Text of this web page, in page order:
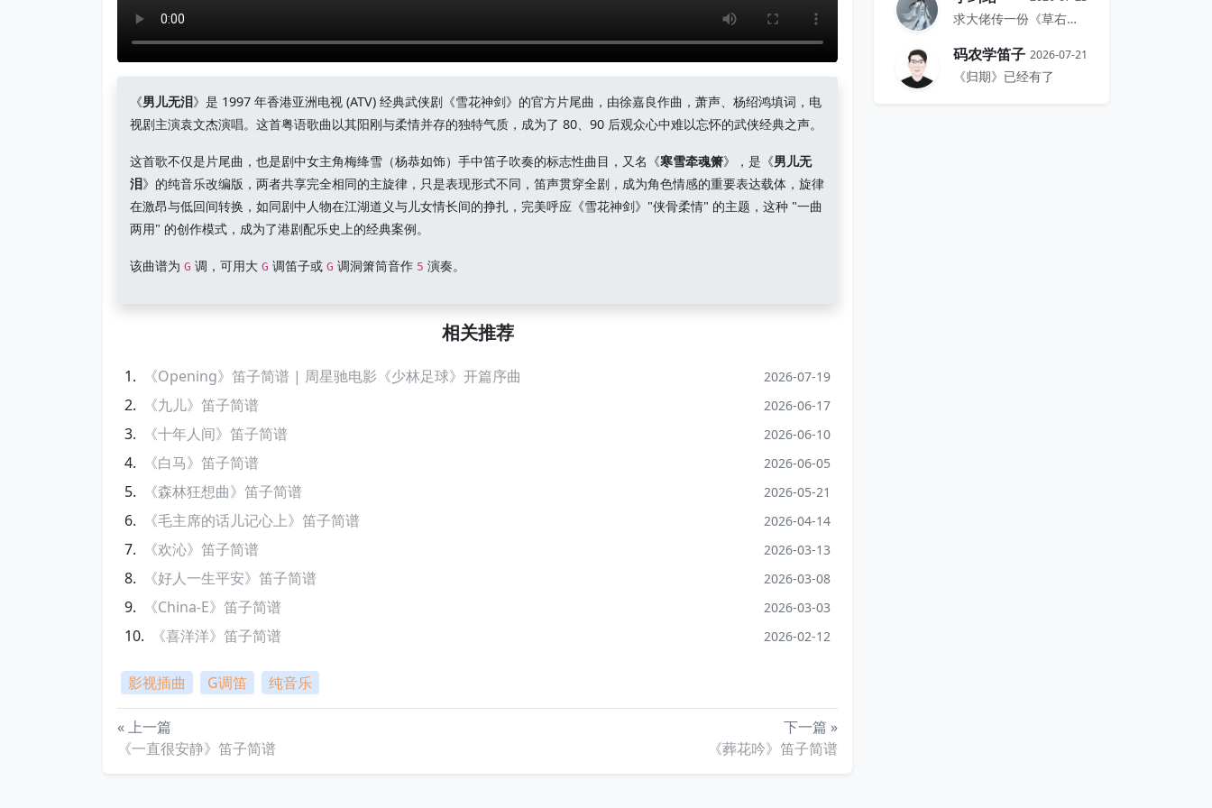
《男儿无泪》是 1997 年香港亚洲电视 (ATV) 经典武侠剧《雪花神剑》的官方片尾曲，由徐嘉良作曲，萧声、杨绍鸿填词，电
视剧主演袁文杰演唱。这首粤语歌曲以其阳刚与柔情并存的独特气质，成为了 80、90 后观众心中难以忘怀的武侠经典之声。
这首歌不仅是片尾曲，也是剧中女主角梅绛雪（杨恭如饰）手中笛子吹奏的标志性曲目，又名《寒雪牵魂箫》，是《男儿无
泪》的纯音乐改编版，两者共享完全相同的主旋律，只是表现形式不同，笛声贯穿全剧，成为角色情感的重要表达载体，旋律
在激昂与低回间转换，如同剧中人物在江湖道义与儿女情长间的挣扎，完美呼应《雪花神剑》"侠骨柔情" 的主题，这种 "一曲
两用" 的创作模式，成为了港剧配乐史上的经典案例。
该曲谱为G 调，可用大G 调笛子或G 调洞箫筒音作 5 演奏。
相关推荐
《Opening》笛子简谱 | 周星驰电影《少林足球》开篇序曲 2026-07-19
《九儿》笛子简谱 2026-06-17
《十年人间》笛子简谱 2026-06-10
《白马》笛子简谱 2026-06-05
《森林狂想曲》笛子简谱 2026-05-21
《毛主席的话儿记心上》笛子简谱 2026-04-14
《欢沁》笛子简谱 2026-03-13
《好人一生平安》笛子简谱 2026-03-08
《China-E》笛子简谱 2026-03-03
《喜洋洋》笛子简谱 2026-02-12
影视插曲 G调笛 纯音乐
« 上一篇
《一直很安静》笛子简谱
下一篇 »
《葬花吟》笛子简谱
求大佬传一份《草右》的谱
码农学笛子 2026-07-21
《归期》已经有了